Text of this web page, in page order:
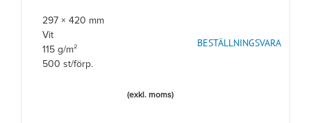
297 × 420 mm
Vit
115 g/m²
500 st/förp.
BESTÄLLNINGSVARA
(exkl. moms)